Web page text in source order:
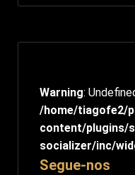
Warning:
/home/tiagofe2/
content/plugins/
socializer/inc/
Segue-nos